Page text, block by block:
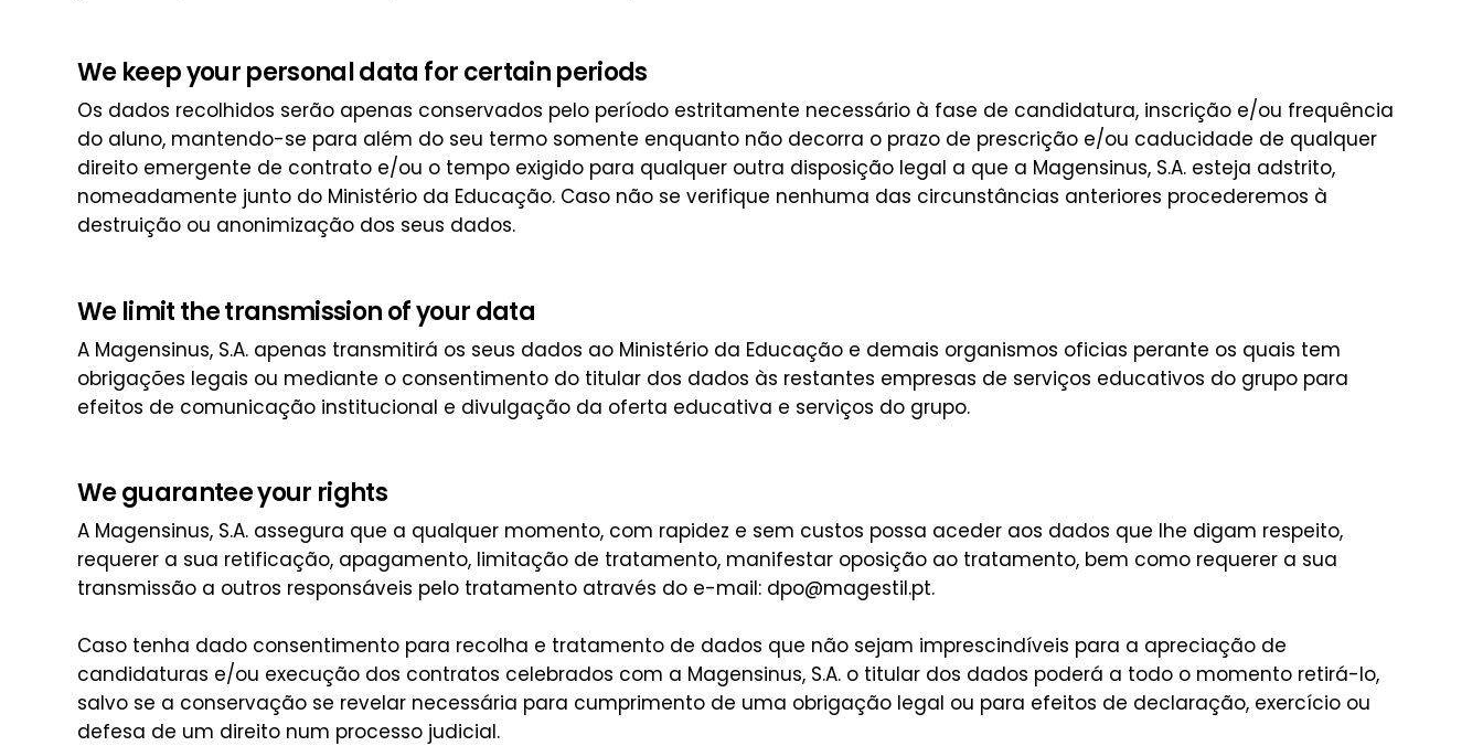
We keep your personal data for certain periods
Os dados recolhidos serão apenas conservados pelo período estritamente necessário à fase de candidatura, inscrição e/ou frequência
do aluno, mantendo-se para além do seu termo somente enquanto não decorra o prazo de prescrição e/ou caducidade de qualquer
direito emergente de contrato e/ou o tempo exigido para qualquer outra disposição legal a que a Magensinus, S.A. esteja adstrito,
nomeadamente junto do Ministério da Educação. Caso não se verifique nenhuma das circunstâncias anteriores procederemos à
destruição ou anonimização dos seus dados.
We limit the transmission of your data
A Magensinus, S.A. apenas transmitirá os seus dados ao Ministério da Educação e demais organismos oficias perante os quais tem
obrigações legais ou mediante o consentimento do titular dos dados às restantes empresas de serviços educativos do grupo para
efeitos de comunicação institucional e divulgação da oferta educativa e serviços do grupo.
We guarantee your rights
A Magensinus, S.A. assegura que a qualquer momento, com rapidez e sem custos possa aceder aos dados que lhe digam respeito,
requerer a sua retificação, apagamento, limitação de tratamento, manifestar oposição ao tratamento, bem como requerer a sua
transmissão a outros responsáveis pelo tratamento através do e-mail: dpo@magestil.pt.
Caso tenha dado consentimento para recolha e tratamento de dados que não sejam imprescindíveis para a apreciação de
candidaturas e/ou execução dos contratos celebrados com a Magensinus, S.A. o titular dos dados poderá a todo o momento retirá-lo,
salvo se a conservação se revelar necessária para cumprimento de uma obrigação legal ou para efeitos de declaração, exercício ou
defesa de um direito num processo judicial.